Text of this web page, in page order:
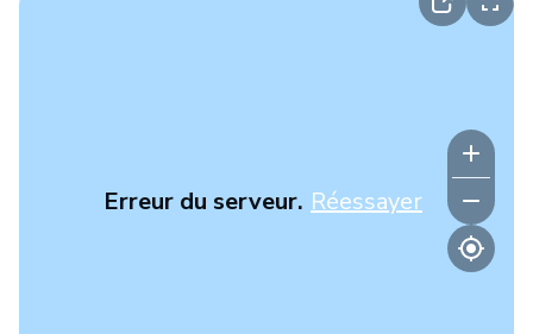
Erreur du serveur. Réessayer